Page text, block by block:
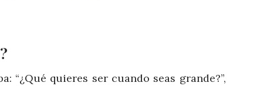
quieres ser cuando seas grande?”,